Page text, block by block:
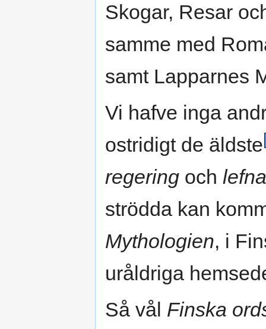
Skogar, Resar
samme med
samt Lapparnes
Vi hafve inga
ostridigt de äldste
regering och
strödda kan
Mythologien, i
uråldriga
Så vål Finska